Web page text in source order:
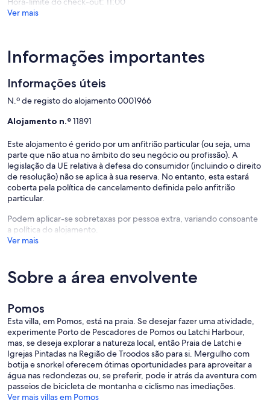
(80
avaliações)
Ver mais
Informações importantes
Informações úteis
N.º de registo do alojamento 0001966
Alojamento n.º11891
Este alojamento é gerido por um anfitrião particular (ou seja, uma
parte que não atua no âmbito do seu negócio ou profissão). A
legislação da UE relativa à defesa do consumidor (incluindo o direito
de resolução) não se aplica à sua reserva. No entanto, esta estará
coberta pela política de cancelamento definida pelo anfitrião
particular.
Podem aplicar-se sobretaxas por pessoa extra, variando consoante
a política do alojamento.
Ver mais
Sobre a área envolvente
Pomos
Esta villa, em Pomos, está na praia. Se desejar fazer uma atividade,
experimente Porto de Pescadores de Pomos ou Latchi Harbour,
mas, se deseja explorar a natureza local, então Praia de Latchi e
Igrejas Pintadas na Região de Troodos são para si. Mergulho com
botija e snorkel oferecem ótimas oportunidades para aproveitar a
água nas redondezas ou, se preferir, pode ir atrás da aventura com
passeios de bicicleta de montanha e ciclismo nas imediações.
Ver mais villas em Pomos